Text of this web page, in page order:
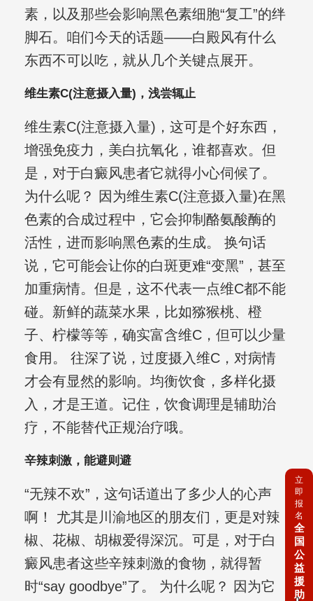
素，以及那些会影响黑色素细胞“复工”的绊
脚石。咱们今天的话题——白殿风有什么
东西不可以吃，就从几个关键点展开。
维生素C(注意摄入量)，浅尝辄止
维生素C(注意摄入量)，这可是个好东西，
增强免疫力，美白抗氧化，谁都喜欢。但
是，对于白癜风患者它就得小心伺候了。
为什么呢？ 因为维生素C(注意摄入量)在黑
色素的合成过程中，它会抑制酪氨酸酶的
活性，进而影响黑色素的生成。 换句话
说，它可能会让你的白斑更难“变黑”，甚至
加重病情。但是，这不代表一点维C都不能
碰。新鲜的蔬菜水果，比如猕猴桃、橙
子、柠檬等等，确实富含维C，但可以少量
食用。 往深了说，过度摄入维C，对病情
才会有显然的影响。均衡饮食，多样化摄
入，才是王道。记住，饮食调理是辅助治
疗，不能替代正规治疗哦。
辛辣刺激，能避则避
“无辣不欢”，这句话道出了多少人的心声
啊！ 尤其是川渝地区的朋友们，更是对辣
椒、花椒、胡椒爱得深沉。可是，对于白
癜风患者这些辛辣刺激的食物，就得暂
时“say goodbye”了。 为什么呢？ 因为它
立
即
报
名
全
国
公
益
援
助